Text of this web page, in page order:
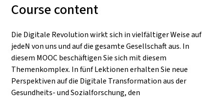
Course content
Die Digitale Revolution wirkt sich in vielfältiger Weise auf
jedeN von uns und auf die gesamte Gesellschaft aus. In
diesem MOOC beschäftigen Sie sich mit diesem
Themenkomplex. In fünf Lektionen erhalten Sie neue
Perspektiven auf die Digitale Transformation aus der
Gesundheits- und Sozialforschung, den